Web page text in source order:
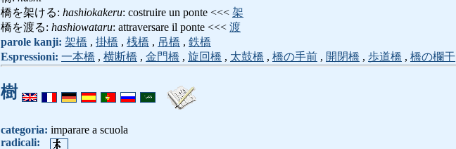
橋を架ける: hashiokakeru: costruire un ponte <<< 架
橋を渡る: hashiowataru: attraversare il ponte <<< 渡
parole kanji: 架橋 , 掛橋 , 桟橋 , 吊橋 , 鉄橋
Espressioni: 一本橋 , 横断橋 , 金門橋 , 旋回橋 , 太鼓橋 , 橋の手前 , 開閉橋 , 歩道橋 , 橋の欄干
樹
categoria: imparare a scuola
radicali: